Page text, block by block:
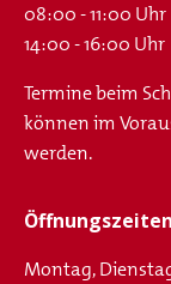
08:00 - 11:00 Uhr
14:00 - 16:00 Uhr
Termine beim
können im
werden.
Montag,